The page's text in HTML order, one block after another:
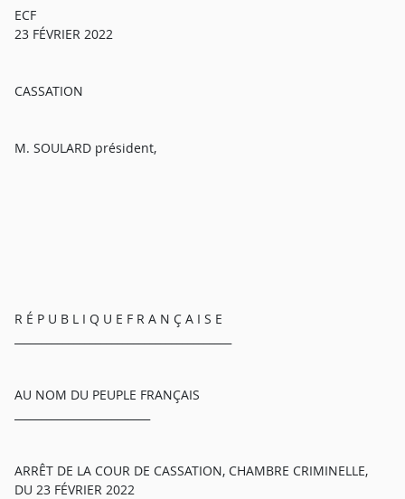
ECF
23 FÉVRIER 2022
CASSATION
M. SOULARD président,
R É P U B L I Q U E F R A N Ç A I S E
AU NOM DU PEUPLE FRANÇAIS
ARRÊT DE LA COUR DE CASSATION, CHAMBRE CRIMINELLE,
DU 23 FÉVRIER 2022